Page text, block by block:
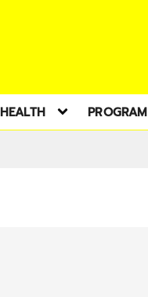
HEALTH PROGRAM